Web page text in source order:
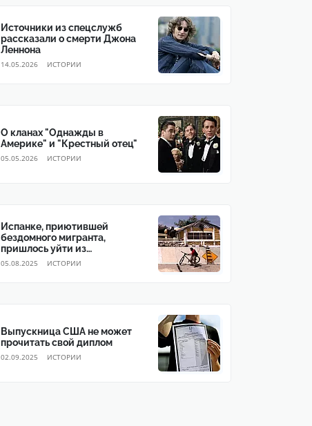
Источники из спецслужб
рассказали о смерти Джона
Леннона
14.05.2026 ИСТОРИИ
О кланах "Однажды в
Америке" и "Крестный отец"
05.05.2026 ИСТОРИИ
Испанке, приютившей
бездомного мигранта,
пришлось уйти из
собственного дома
05.08.2025 ИСТОРИИ
Выпускница США не может
прочитать свой диплом
02.09.2025 ИСТОРИИ